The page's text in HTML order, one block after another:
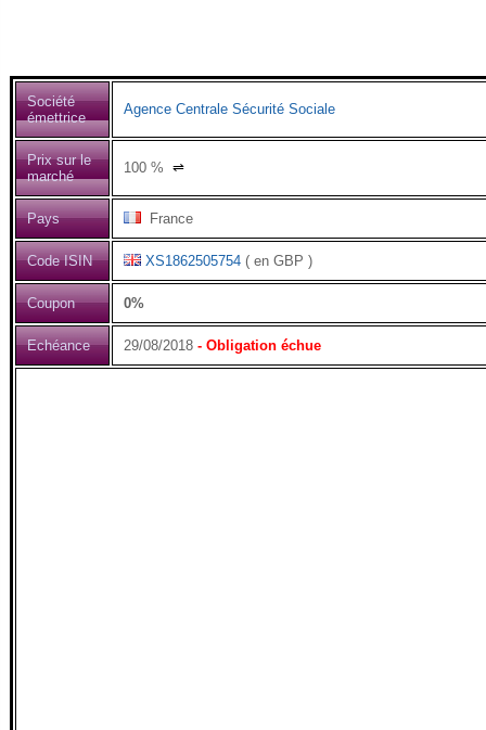
Société
émettrice
Agence Centrale Sécurité Sociale
Prix sur le
marché
100 % ⇌
Pays France
Code ISIN XS1862505754 ( en GBP )
Coupon 0%
Echéance 29/08/2018 - Obligation échue